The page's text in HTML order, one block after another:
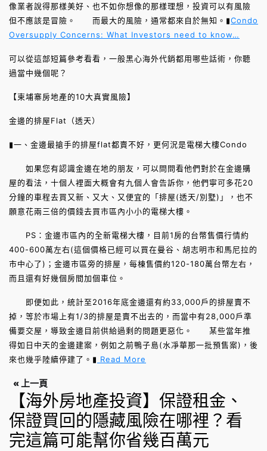
像業者說得那樣美好、也不如你想像的那樣理想，投資可以有風險
但不應該是冒險。 而最大的風險，通常都來自於無知。▮Condo
Oversupply Concerns: What Investors need to know…
可以從這部短篇參考看看，一般黑心海外代銷都用哪些話術，你聽
過當中幾個呢？
【柬埔寨房地產的10大真實風險】
金邊的排屋Flat（透天）
▮一、金邊最搶手的排屋flat都賣不好，更何況是電梯大樓Condo
如果您有認識金邊在地的朋友，可以問問看他們對於在金邊購
屋的看法，十個人裡面大概會有九個人會告訴你，他們寧可多花20
分鐘的車程去買又新、又大、又便宜的「排屋(透天/別墅)」，也不
願意花兩三倍的價錢去買市區內小小的電梯大樓。
PS：金邊市區內的全新電梯大樓，目前1房的台幣售價行情約
400-600萬左右(這個價格已經可以買在曼谷、胡志明市和馬尼拉的
市中心了)；金邊市區旁的排屋，每棟售價約120-180萬台幣左右，
而且還有好幾個房間加個車位。
即便如此，統計至2016年底金邊還有約33,000戶的排屋賣不
掉，等於市場上有1/3的排屋是賣不出去的，而當中有28,000戶準
備要交屋，導致金邊目前供給過剩的問題更惡化。 某些當年推
得如日中天的金邊建案，例如之前鴨子島(水凈華那一批預售案)，後
來也幾乎陸續停建了。▮ Read More
« 上一頁
【海外房地產投資】保證租金、
保證買回的隱藏風險在哪裡？看
完這篇可能幫你省幾百萬元